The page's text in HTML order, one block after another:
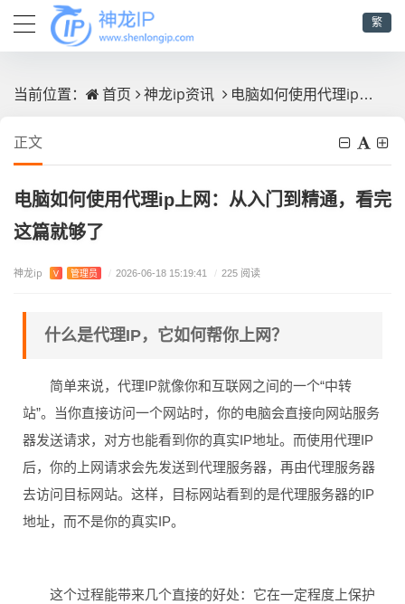
繁
当前位置： 首页 神龙ip资讯 电脑如何使用代理ip上网：从入门到精通，看完这篇就够了
正文
电脑如何使用代理ip上网：从入门到精通，看完
这篇就够了
神龙ip V 管理员 / 2026-06-18 15:19:41 / 225 阅读
什么是代理IP，它如何帮你上网？
简单来说，代理IP就像你和互联网之间的一个“中转
站”。当你直接访问一个网站时，你的电脑会直接向网站服务
器发送请求，对方也能看到你的真实IP地址。而使用代理IP
后，你的上网请求会先发送到代理服务器，再由代理服务器
去访问目标网站。这样，目标网站看到的是代理服务器的IP
地址，而不是你的真实IP。
这个过程能带来几个直接的好处：它在一定程度上保护